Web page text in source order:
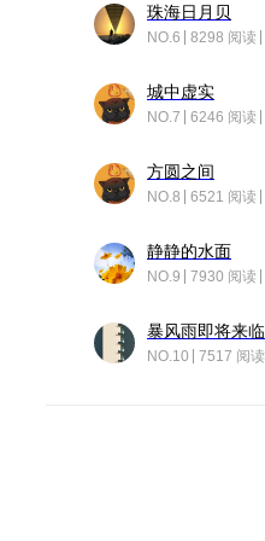
珠海日月贝
NO.6 8298 阅读
城中虚实
NO.7 6246 阅读
方圆之间
NO.8 6521 阅读
静静的水面
NO.9 7930 阅读
暴风雨即将来临
NO.10 7517 阅读